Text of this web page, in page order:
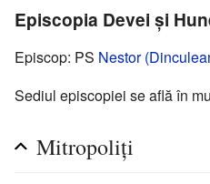
Episcopia Devei și
Episcop: PS Nestor
Sediul episcopiei se află în
Mitropoliți